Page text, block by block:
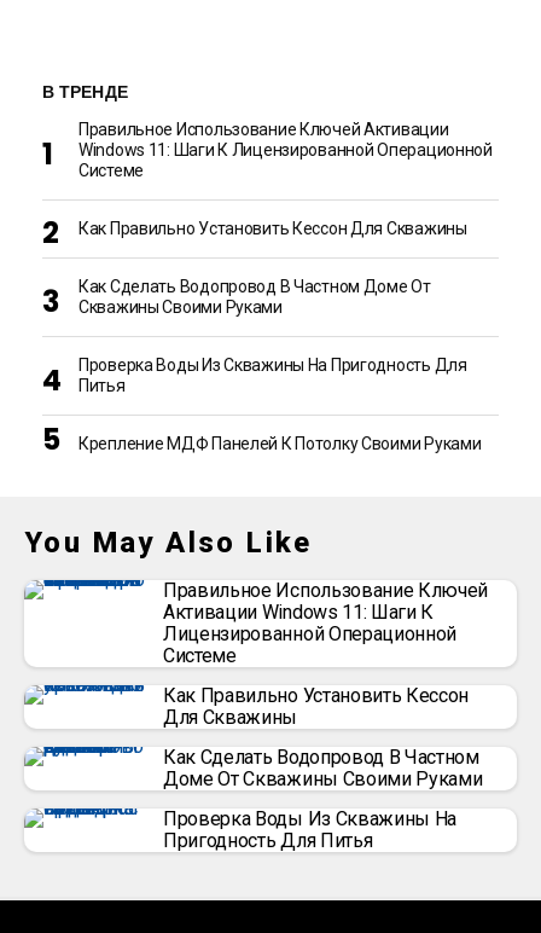
В ТРЕНДЕ
Правильное Использование Ключей Активации
Windows 11: Шаги К Лицензированной Операционной
Системе
Как Правильно Установить Кессон Для Скважины
Как Сделать Водопровод В Частном Доме От
Скважины Своими Руками
Проверка Воды Из Скважины На Пригодность Для
Питья
Крепление МДФ Панелей К Потолку Своими Руками
You May Also Like
Правильное Использование Ключей
Активации Windows 11: Шаги К
Лицензированной Операционной
Системе
Как Правильно Установить Кессон
Для Скважины
Как Сделать Водопровод В Частном
Доме От Скважины Своими Руками
Проверка Воды Из Скважины На
Пригодность Для Питья